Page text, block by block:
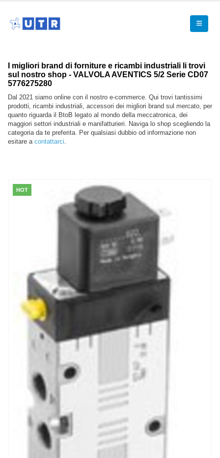
I migliori brand di forniture e ricambi industriali li trovi
sul nostro shop - VALVOLA AVENTICS 5/2 Serie CD07
5776275280
Dal 2021 siamo online con il nostro e-commerce. Qui trovi tantissimi
prodotti, ricambi industriali, accessori dei migliori brand sul mercato, per
quanto riguarda il BtoB legato al mondo della meccatronica, dei
maggiori settori industriali e manifatturieri. Naviga lo shop scegliendo la
categoria da te preferita. Per qualsiasi dubbio od informazione non
esitare a contattarci.
HOT